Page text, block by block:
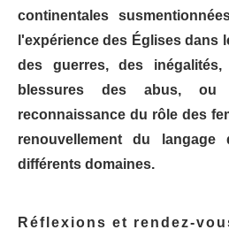
continentales
l'expérience des Églises dans
des guerres, des
blessures des abus, ou
reconnaissance du rôle des
renouvellement du
différents domaines.
Réflexions et rendez-